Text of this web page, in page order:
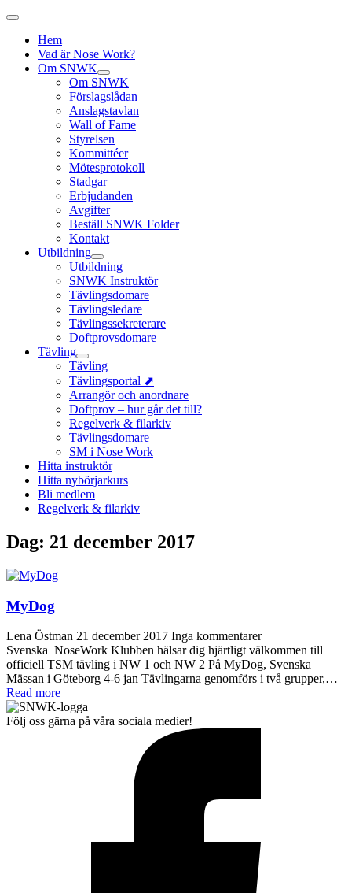
Hem
Vad är Nose Work?
Om SNWK
Om SNWK
Förslagslådan
Anslagstavlan
Wall of Fame
Styrelsen
Kommittéer
Mötesprotokoll
Stadgar
Erbjudanden
Avgifter
Beställ SNWK Folder
Kontakt
Utbildning
Utbildning
SNWK Instruktör
Tävlingsdomare
Tävlingsledare
Tävlingssekreterare
Doftprovsdomare
Tävling
Tävling
Tävlingsportal ⬈
Arrangör och anordnare
Doftprov – hur går det till?
Regelverk & filarkiv
Tävlingsdomare
SM i Nose Work
Hitta instruktör
Hitta nybörjarkurs
Bli medlem
Regelverk & filarkiv
Dag: 21 december 2017
MyDog
Lena Östman 21 december 2017 Inga kommentarer
Svenska NoseWork Klubben hälsar dig hjärtligt välkommen till
officiell TSM tävling i NW 1 och NW 2 På MyDog, Svenska
Mässan i Göteborg 4-6 jan Tävlingarna genomförs i två grupper,…
Read more
Följ oss gärna på våra sociala medier!